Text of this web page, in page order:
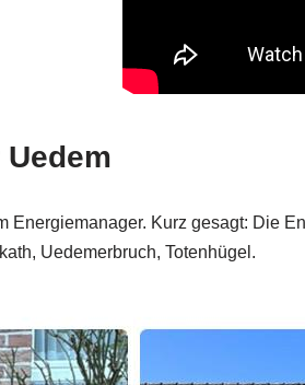
Kurz gesagt: Die
Uedemerbruch, Totenhügel.